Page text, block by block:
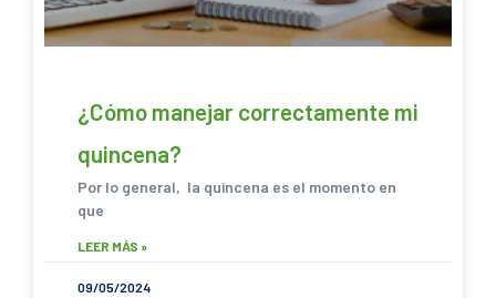
¿Cómo manejar correctamente mi
quincena?
Por lo general, la quincena es el momento en
que
LEER MÁS »
09/05/2024